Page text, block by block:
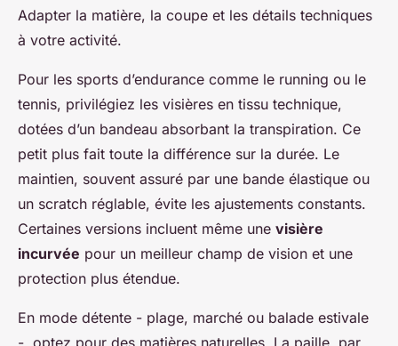
Adapter la matière, la coupe et les détails techniques
à votre activité.
Pour les sports d’endurance comme le running ou le
tennis, privilégiez les visières en tissu technique,
dotées d’un bandeau absorbant la transpiration. Ce
petit plus fait toute la différence sur la durée. Le
maintien, souvent assuré par une bande élastique ou
un scratch réglable, évite les ajustements constants.
Certaines versions incluent même une visière
incurvée pour un meilleur champ de vision et une
protection plus étendue.
En mode détente - plage, marché ou balade estivale
-, optez pour des matières naturelles. La paille, par